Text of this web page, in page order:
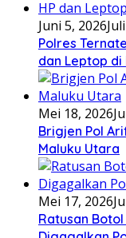
Juni 5, 2026
Polres
dan Leptop di
Mei 18, 2026
Brigjen Pol
Maluku Utara
Mei 17, 2026
Ratusan